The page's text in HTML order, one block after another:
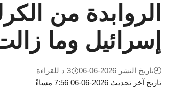
الروابدة من
إسرائيل وما
تاريخ آخر تحديث 2026-06-06 7:56 مساءً
تاريخ النشر 2026-06-06 3 د للقراءة